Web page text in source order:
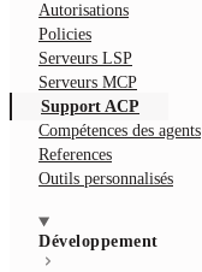
Autorisations
Policies
Serveurs LSP
Serveurs MCP
Support ACP
Compétences des agents
References
Outils personnalisés
Développement